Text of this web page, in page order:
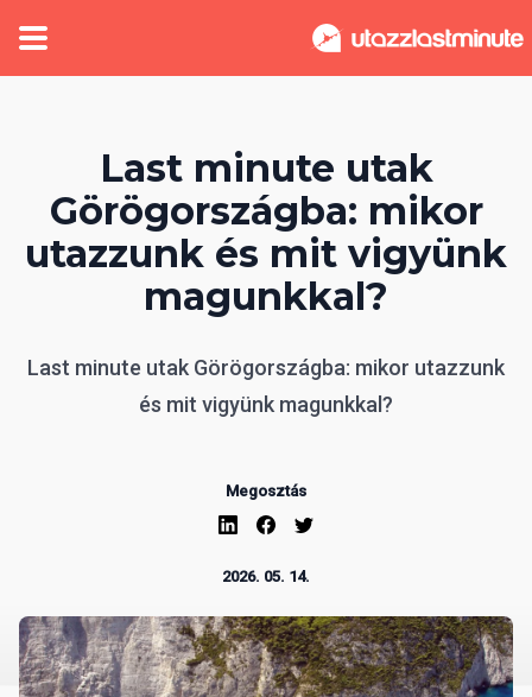
Last minute utak
Görögországba: mikor
utazzunk és mit vigyünk
magunkkal?
Last minute utak Görögországba: mikor utazzunk
és mit vigyünk magunkkal?
Megosztás
2026. 05. 14.